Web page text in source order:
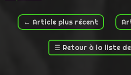
← Article plus récent
☰ Retour à la liste